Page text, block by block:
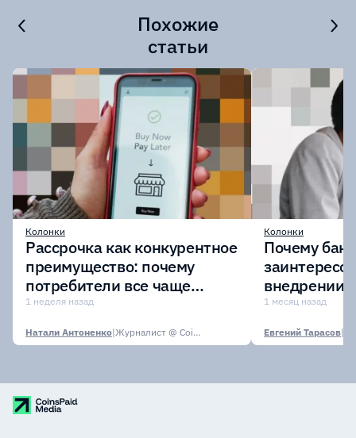
Похожие
статьи
Колонки
Рассрочка как конкурентное
преимущество: почему
потребители все чаще
выбирают оплату частями?
1 неделя назад
Натали Антоненко| Журналист @ CoinsPaid Media
Колонки
Почему
внедрении
депозитов
1 месяц назад
Евгений Тарасов|